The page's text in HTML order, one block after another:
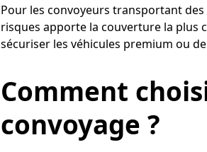
Pour les convoyeurs transportant
risques apporte la couverture la plus
sécuriser les véhicules premium ou
Comment
convoyage ?